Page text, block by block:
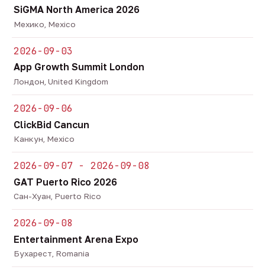
SiGMA North America 2026
Мехико, Mexico
2026-09-03
App Growth Summit London
Лондон, United Kingdom
2026-09-06
ClickBid Cancun
Канкун, Mexico
2026-09-07 - 2026-09-08
GAT Puerto Rico 2026
Сан-Хуан, Puerto Rico
2026-09-08
Entertainment Arena Expo
Бухарест, Romania